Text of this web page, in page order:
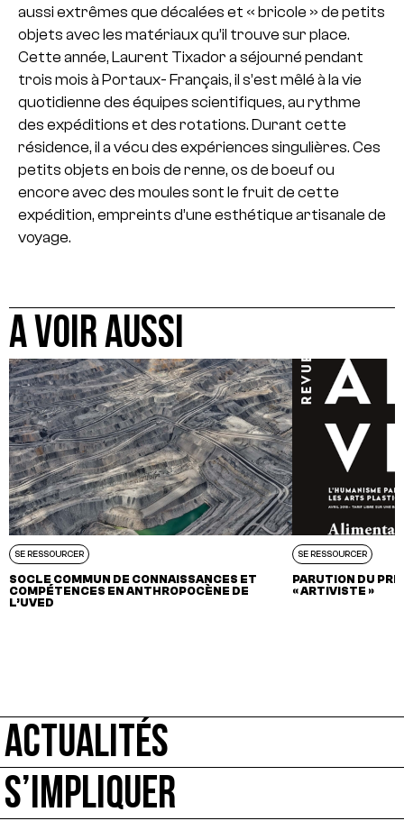
aussi extrêmes que décalées et « bricole » de petits
objets avec les matériaux qu’il trouve sur place.
Cette année, Laurent Tixador a séjourné pendant
trois mois à Portaux- Français, il s’est mêlé à la vie
quotidienne des équipes scientifiques, au rythme
des expéditions et des rotations. Durant cette
résidence, il a vécu des expériences singulières. Ces
petits objets en bois de renne, os de boeuf ou
encore avec des moules sont le fruit de cette
expédition, empreints d’une esthétique artisanale de
voyage.
A VOIR AUSSI
SE RESSOURCER
SOCLE COMMUN DE CONNAISSANCES ET
COMPÉTENCES EN ANTHROPOCÈNE DE
L’UVED
SE RESSOURCER
PARUTION DU
« ARTIVISTE »
ACTUALITÉS
S’IMPLIQUER